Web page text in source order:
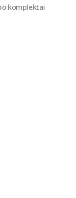
komplektai